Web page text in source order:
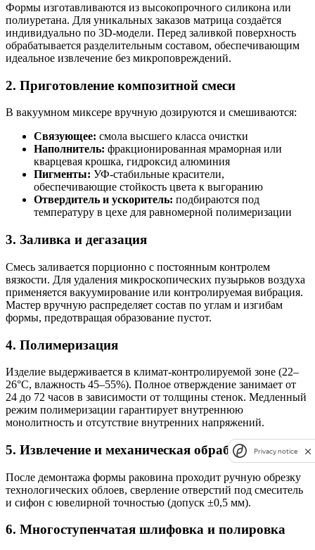
Формы изготавливаются из высокопрочного силикона или
полиуретана. Для уникальных заказов матрица создаётся
индивидуально по 3D-модели. Перед заливкой поверхность
обрабатывается разделительным составом, обеспечивающим
идеальное извлечение без микроповреждений.
2. Приготовление композитной смеси
В вакуумном миксере вручную дозируются и смешиваются:
Связующее: смола высшего класса очистки
Наполнитель: фракционированная мраморная или
кварцевая крошка, гидроксид алюминия
Пигменты: УФ-стабильные красители,
обеспечивающие стойкость цвета к выгоранию
Отвердитель и ускоритель: подбираются под
температуру в цехе для равномерной полимеризации
3. Заливка и дегазация
Смесь заливается порционно с постоянным контролем
вязкости. Для удаления микроскопических пузырьков воздуха
применяется вакуумирование или контролируемая вибрация.
Мастер вручную распределяет состав по углам и изгибам
формы, предотвращая образование пустот.
4. Полимеризация
Изделие выдерживается в климат-контролируемой зоне (22–
26°C, влажность 45–55%). Полное отверждение занимает от
24 до 72 часов в зависимости от толщины стенок. Медленный
режим полимеризации гарантирует внутреннюю
монолитность и отсутствие внутренних напряжений.
5. Извлечение и механическая обработка
После демонтажа формы раковина проходит ручную обрезку
технологических облоев, сверление отверстий под смеситель
и сифон с ювелирной точностью (допуск ±0,5 мм).
6. Многоступенчатая шлифовка и полировка
Privacy notice